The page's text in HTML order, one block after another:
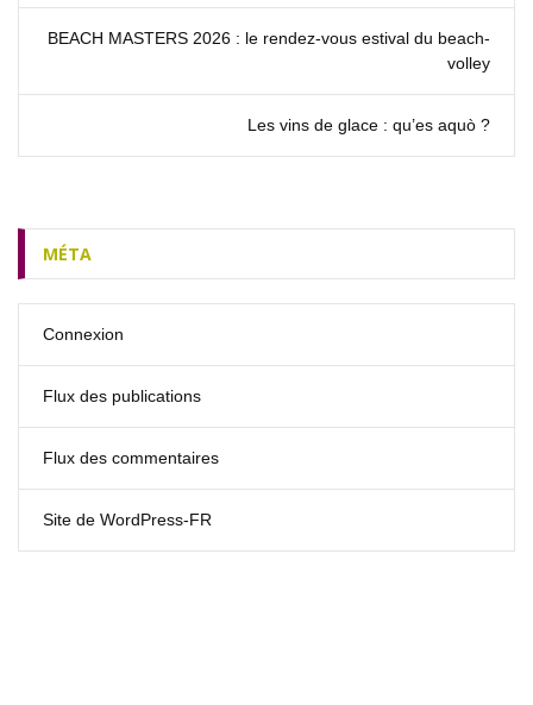
BEACH MASTERS 2026 : le rendez‑vous estival du beach-
volley
Les vins de glace : qu’es aquò ?
MÉTA
Connexion
Flux des publications
Flux des commentaires
Site de WordPress-FR